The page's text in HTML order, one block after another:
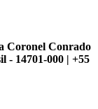
Coronel Conrado
- 14701-000 | +55